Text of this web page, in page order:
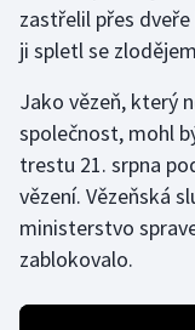
Moderní pětiboj
Motorsport
Olympijské hry
Parasport
zastřelil přes
ji spletl se
Jako vězeň, který
společnost, mohl
trestu 21. srpna
vězení. Vězeňská
ministerstvo
zablokovalo.